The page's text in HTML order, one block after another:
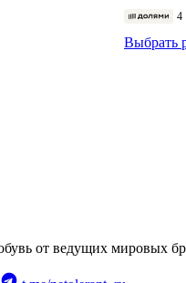
4
Выбрать
от ведущих мировых